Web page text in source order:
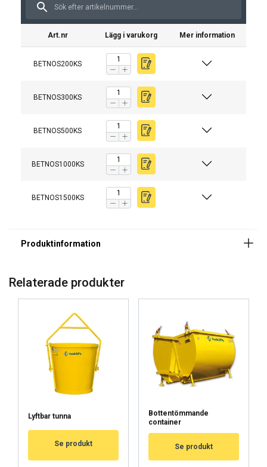
Art.nr Lägg i varukorg Mer information
BETNOS200KS
BETNOS300KS
BETNOS500KS
BETNOS1000KS
BETNOS1500KS
Tekniska specifikationer för betongbaskern:
Material:
Anmärkning:
Relaterade produkter
Lyftbar tunna
Se produkt
Bottentömmande
container
Se produkt